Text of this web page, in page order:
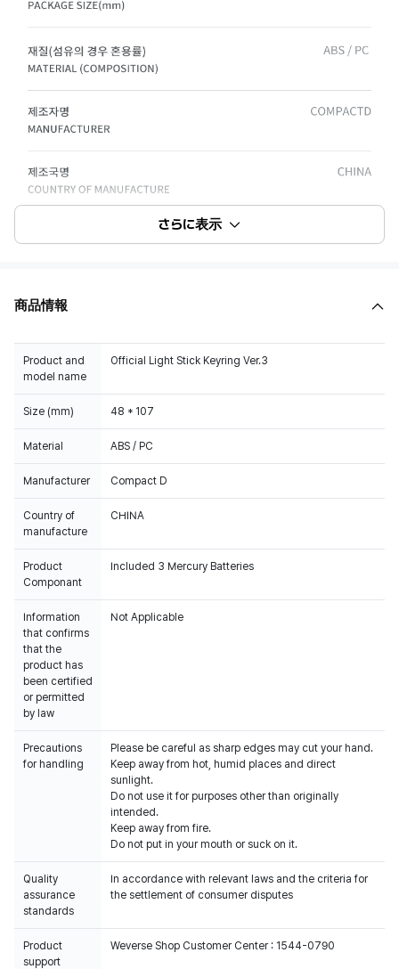
さらに表示
商品情報
Product and
model name
Official Light Stick Keyring Ver.3
Size (mm) 48 * 107
Material ABS / PC
Manufacturer Compact D
Country of
manufacture
CHINA
Product
Componant
Included 3 Mercury Batteries
Information
that confirms
that the
product has
been certified
or permitted
by law
Not Applicable
Precautions
for handling
Please be careful as sharp edges may cut your hand.
Keep away from hot, humid places and direct
sunlight.
Do not use it for purposes other than originally
intended.
Keep away from fire.
Do not put in your mouth or suck on it.
Quality
assurance
standards
In accordance with relevant laws and the criteria for
the settlement of consumer disputes
Product
support
Weverse Shop Customer Center : 1544-0790